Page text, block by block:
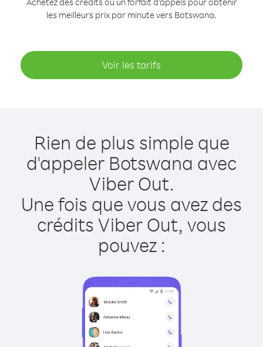
les meilleurs prix par minute vers Botswana.
Voir les tarifs
Rien de plus simple que
d'appeler Botswana avec
Viber Out.
Une fois que vous avez des
crédits Viber Out, vous
pouvez :